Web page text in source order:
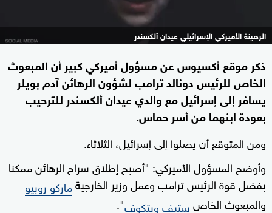
الرهينة الأميركي الإسرائيلي عيدان ألكسندر
ذكر موقع أكسيوس عن مسؤول أميركي كبير أن المبعوث
الخاص للرئيس دونالد ترامب لشؤون الرهائن آدم بويلر
يسافر إلى إسرائيل مع والدي عيدان ألكسندر للترحيب
بعودة ابنهما من أسر حماس.
ومن المتوقع أن يصلوا إلى إسرائيل، الثلاثاء.
وأوضح المسؤول الأميركي: "أصبح إطلاق سراح الرهائن ممكنا
بفضل قوة الرئيس ترامب وعمل وزير الخارجيةماركو روبيو
والمبعوث الخاصستيف ويتكوف".